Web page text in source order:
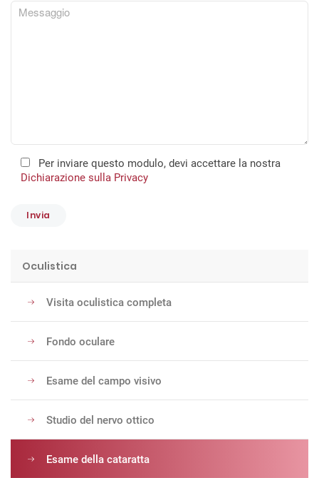
Per inviare questo modulo, devi accettare la nostra
Dichiarazione sulla Privacy
Oculistica
Visita oculistica completa
Fondo oculare
Esame del campo visivo
Studio del nervo ottico
Esame della cataratta